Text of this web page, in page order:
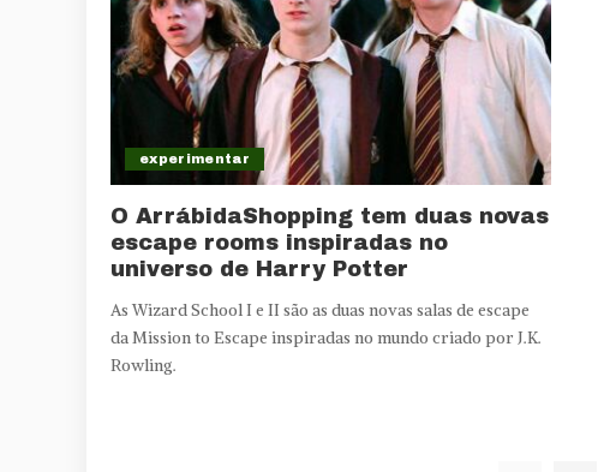
experimentar
O ArrábidaShopping tem duas novas
escape rooms inspiradas no
universo de Harry Potter
As Wizard School I e II são as duas novas salas de escape
da Mission to Escape inspiradas no mundo criado por J.K.
Rowling.